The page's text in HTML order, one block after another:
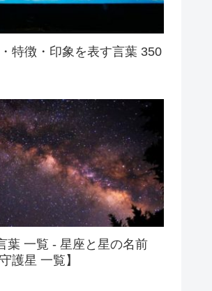
特徴・印象を表す言葉 350
葉 一覧 - 星座と星の名前
護星 一覧】